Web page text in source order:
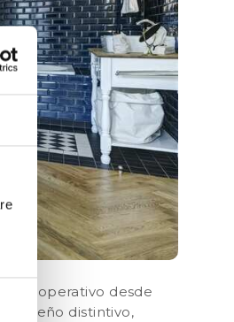
operativo desde
diseño distintivo,